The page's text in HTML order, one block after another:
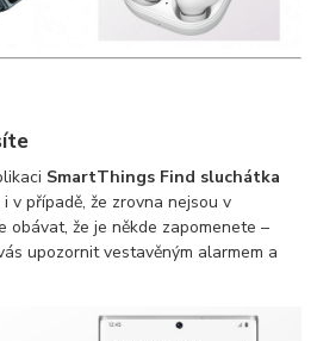
SmartThings Find sluchátka
v případě, že zrovna nejsou v
obávat, že je někde zapomenete –
upozornit vestavěným alarmem a